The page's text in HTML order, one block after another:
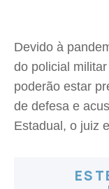
Devido à
do policial
poderão estar
de defesa e
Estadual, o juiz